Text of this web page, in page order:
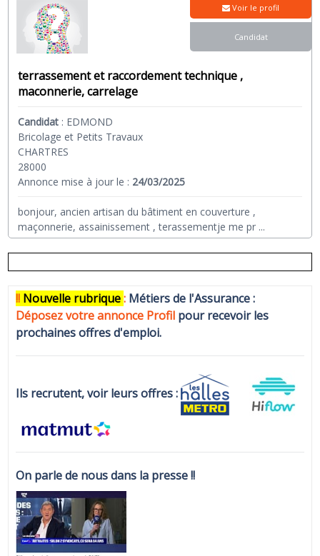
terrassement et raccordement technique ,
maconnerie, carrelage
Candidat : EDMOND
Bricolage et Petits Travaux
CHARTRES
28000
Annonce mise à jour le : 24/03/2025
bonjour, ancien artisan du bâtiment en couverture ,
maçonnerie, assainissement , terassementje me pr ...
Voir le profil
Candidat
!! Nouvelle rubrique: Métiers de l'Assurance :
Déposez votre annonce Profil pour recevoir les
prochaines offres d'emploi.
Ils recrutent, voir leurs offres :
On parle de nous dans la presse !!